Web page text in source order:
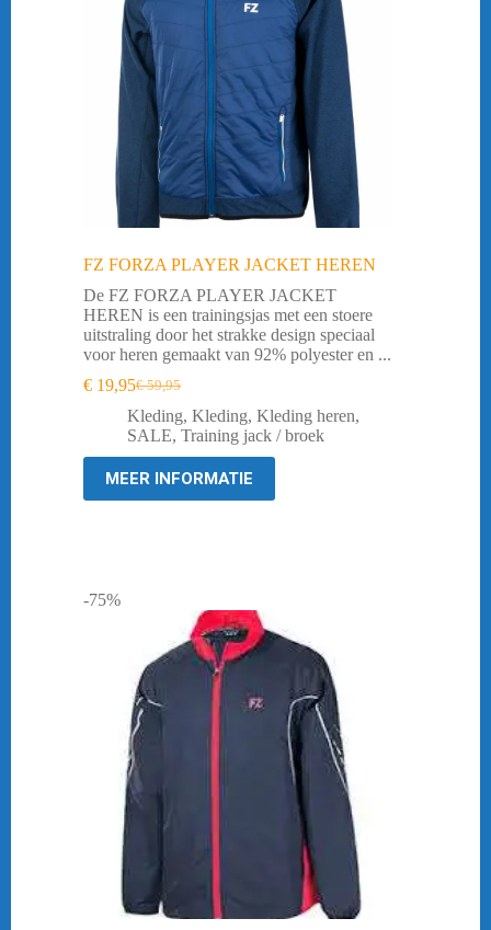
FZ FORZA PLAYER JACKET HEREN
De FZ FORZA PLAYER JACKET
HEREN is een trainingsjas met een stoere
uitstraling door het strakke design speciaal
voor heren gemaakt van 92% polyester en ...
€59,95
Oorspronkelijke
prijs
was:
€ 59,95.
€ 19,95Huidige
prijs
is:
€ 19,95.
Kleding, Kleding, Kleding heren,
SALE, Training jack / broek
MEER INFORMATIE
-75%